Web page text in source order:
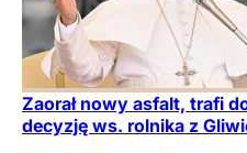
Zaorał nowy asfalt, trafi
decyzję ws. rolnika z